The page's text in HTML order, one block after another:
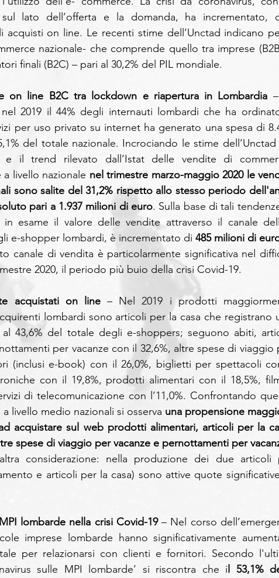
sul lato dell’offerta e la domanda, ha incrementato,
acquisti on line. Le recenti stime dell’Unctad indicano
nazionale- che comprende quello tra imprese
finali (B2C) – pari al 30,2% del PIL mondiale.
on line B2C tra lockdown e riapertura in Lombardia
2019 il 44% degli internauti lombardi che ha
per uso privato su internet ha generato una spesa di
del totale nazionale. Incrociando le stime dell’Unctad
e il trend rilevato dall’Istat delle vendite di
livello nazionale nel trimestre marzo-maggio 2020 le
sono salite del 31,2% rispetto allo stesso periodo
pari a 1.937 milioni di euro. Sulla base di tali
esame il valore delle vendite attraverso il canale
e-shopper lombardi, è incrementato di 485 milioni di
canale di vendita è particolarmente significativa nel
2020, il periodo più buio della crisi Covid-19.
acquistati on line – Nel 2019 i prodotti
lombardi sono articoli per la casa che registrano
43,6% del totale degli e-shoppers; seguono abiti,
per vacanze con il 32,6%, altre spese di viaggio
(inclusi e-book) con il 26,0%, biglietti per spettacoli
con il 19,8%, prodotti alimentari con il 18,5%,
di telecomunicazione con l’11,0%. Confrontando
livello medio nazionali si osserva una propensione
acquistare sul web prodotti alimentari, articoli per la
spese di viaggio per vacanze e pernottamenti per
considerazione: nella produzione dei due articoli
e articoli per la casa) sono attive quote
lombarde nella crisi Covid-19 – Nel corso
imprese lombarde hanno significativamente
per relazionarsi con clienti e fornitori. Secondo
sulle MPI lombarde’ si riscontra che i l 53,1%